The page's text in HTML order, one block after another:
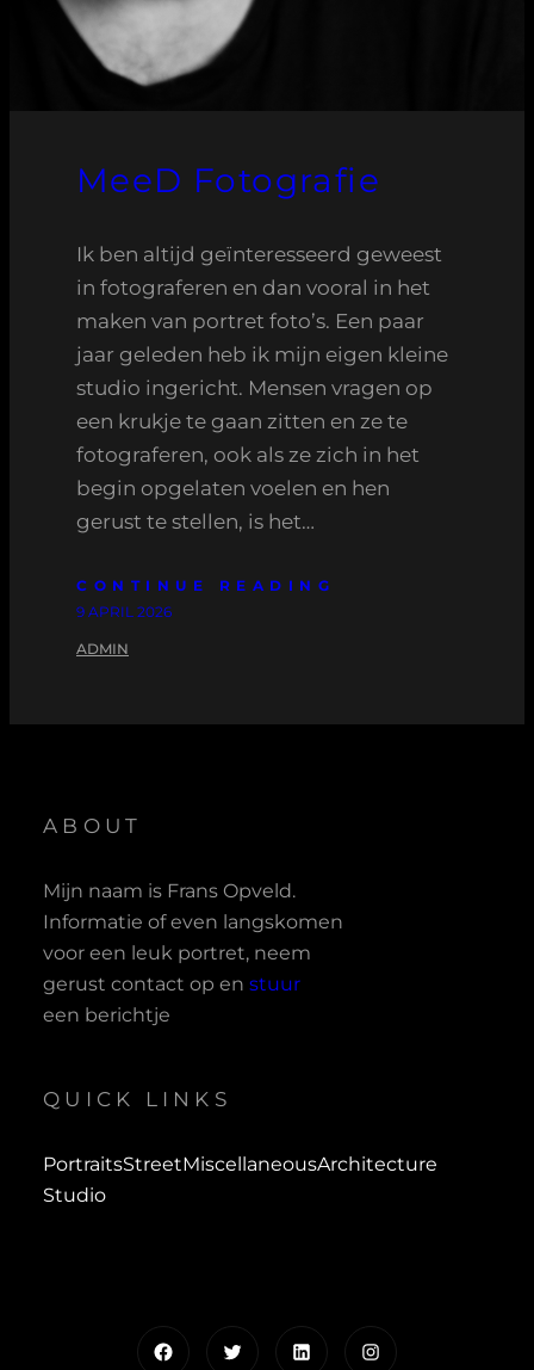
MeeD Fotografie
Ik ben altijd geïnteresseerd geweest
in fotograferen en dan vooral in het
maken van portret foto’s. Een paar
jaar geleden heb ik mijn eigen kleine
studio ingericht. Mensen vragen op
een krukje te gaan zitten en ze te
fotograferen, ook als ze zich in het
begin opgelaten voelen en hen
gerust te stellen, is het…
CONTINUE READING
9 APRIL 2026
ADMIN
ABOUT
Mijn naam is Frans Opveld.
Informatie of even langskomen
voor een leuk portret, neem
gerust contact op en stuur
een berichtje
QUICK LINKS
PortraitsStreetMiscellaneousArchitecture
Studio
FacebookTwitterLinkedInInstagram